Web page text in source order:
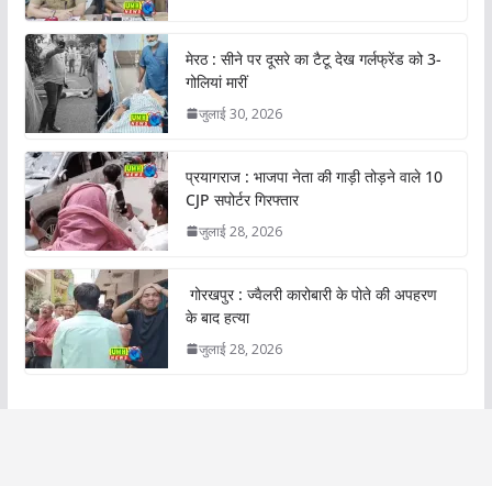
मेरठ : सीने पर दूसरे का टैटू देख गर्लफ्रेंड को 3-
गोलियां मारीं
जुलाई 30, 2026
प्रयागराज : भाजपा नेता की गाड़ी तोड़ने वाले 10
CJP सपोर्टर गिरफ्तार
जुलाई 28, 2026
गोरखपुर : ज्वैलरी कारोबारी के पोते की अपहरण
के बाद हत्या
जुलाई 28, 2026